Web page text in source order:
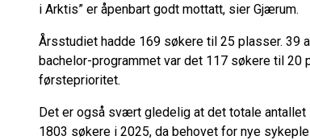
i Arktis” er åpenbart godt mottatt, sier Gjærum.
Årsstudiet hadde 169 søkere til 25 plasser. 39
bachelor-programmet var det 117 søkere til
førsteprioritet.
Det er også svært gledelig at det totale
1803 søkere i 2025, da behovet for nye